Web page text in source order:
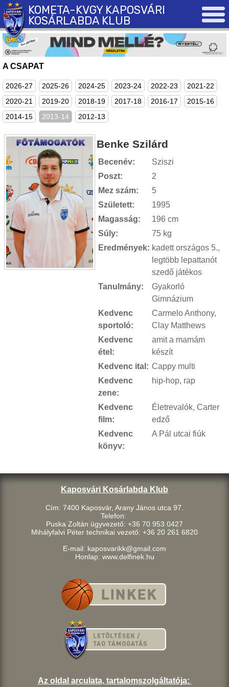
KOMETA-KVGY KAPOSVÁRI
KOSÁRLABDA KLUB
A CSAPAT
2026-27 2025-26 2024-25 2023-24 2022-23
2021-22
2020-21
2019-20 2018-19 2017-18 2016-17
2015-16
2014-15
2013-14 2012-13
Benke Szilárd
Becenév:
Sziszi
Poszt:
2
Mez szám:
5
Született:
1995
Magasság:
196 cm
Súly:
75 kg
Eredmények: kadett országos 5.,
legtöbb lepattanót
szedő játékos
Tanulmány:
Gyakorló
Gimnázium
Kedvenc
sportoló:
Carmelo Anthony,
Clay Matthews
Kedvenc
étel:
amit a mamám
készít
Kedvenc ital: Cappy multi
Kedvenc
zene:
hip-hop, rap
Kedvenc
film:
Életrevalók, Carter
edző
Kedvenc
könyv:
A Pál utcai fiúk
Kaposvári Kosárlabda Klub
Cím: 7400 Kaposvár, Arany János utca 97.
Telefon:
Puska Zoltán ügyvezető: +36 70 953 0427
Mihályfalvi Péter technikai vezető: +36 20 261 6820
E-mail: kaposvarikk@gmail.com
Honlap: www.delfinek.hu
Az oldal arculata, tartalomszolgáltatója: